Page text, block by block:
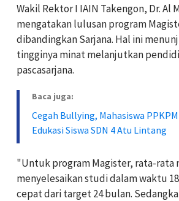
Wakil Rektor I IAIN Takengon, Dr. Al
mengatakan lulusan program
dibandingkan Sarjana. Hal ini
tingginya minat melanjutkan
pascasarjana.
Baca juga:
Cegah Bullying, Mahasiswa
Edukasi Siswa SDN 4 Atu Lintang
"Untuk program Magister, rata-rata
menyelesaikan studi dalam waktu
cepat dari target 24 bulan.